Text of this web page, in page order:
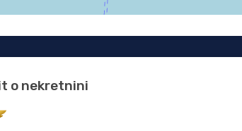
o nekretnini